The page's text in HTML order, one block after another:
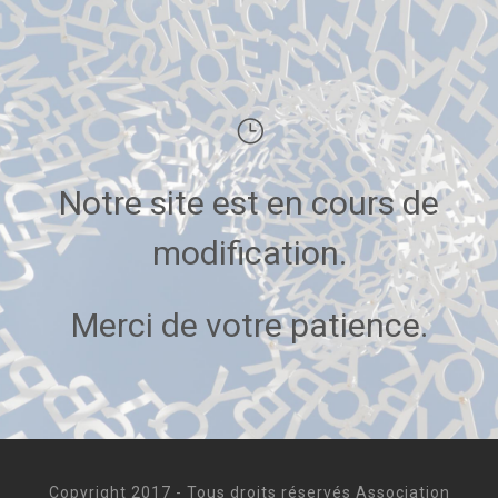
Notre site est en cours de
modification.
Merci de votre patience.
Copyright 2017 - Tous droits réservés Association